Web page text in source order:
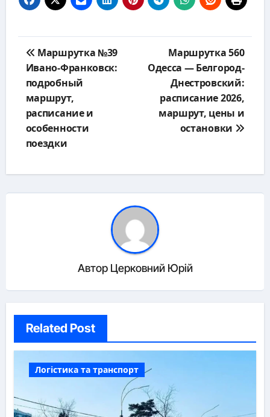
по
записям
Маршрутка №39
Ивано-Франковск:
подробный
маршрут,
расписание и
особенности
поездки
Маршрутка 560
Одесса — Белгород-
Днестровский:
расписание 2026,
маршрут, цены и
остановки
Автор Церковний Юрій
Related Post
Логістика та транспорт